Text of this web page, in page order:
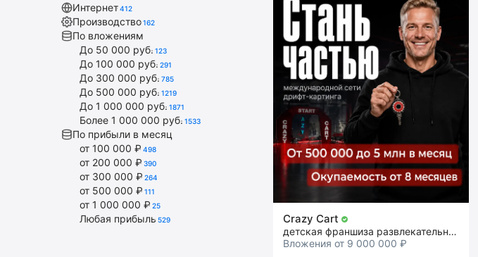
Интернет412
Производство162
По вложениям
До 50 000 руб. 123
До 100 000 руб. 291
До 300 000 руб. 785
До 500 000 руб. 1219
До 1 000 000 руб. 1871
Более 1 000 000 руб. 1533
По прибыли в месяц
от 100 000 ₽ 498
от 200 000 ₽ 390
от 300 000 ₽ 264
от 500 000 ₽ 111
от 1 000 000 ₽ 25
Любая прибыль 529 Crazy Cart
детская франшиза развлекательных центров с дрифт-картингом
Вложения от 9 000 000 ₽